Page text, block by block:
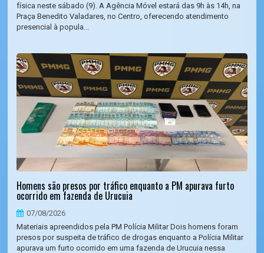
física neste sábado (9). A Agência Móvel estará das 9h às 14h, na
Praça Benedito Valadares, no Centro, oferecendo atendimento
presencial à popula...
Homens são presos por tráfico enquanto a PM apurava furto
ocorrido em fazenda de Urucuia
07/08/2026
Materiais apreendidos pela PM Polícia Militar Dois homens foram
presos por suspeita de tráfico de drogas enquanto a Polícia Militar
apurava um furto ocorrido em uma fazenda de Urucuia nessa